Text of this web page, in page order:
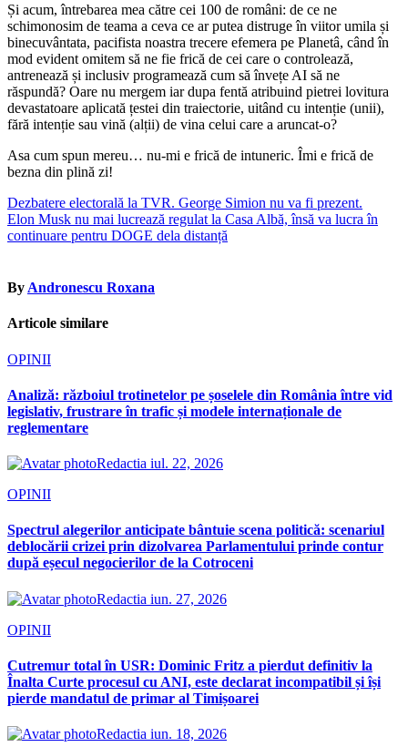
Și acum, întrebarea mea către cei 100 de români: de ce ne
schimonosim de teama a ceva ce ar putea distruge în viitor umila și
binecuvântata, pacifista noastra trecere efemera pe Planetâ, când în
mod evident omitem să ne fie frică de cei care o controlează,
antrenează și inclusiv programează cum să învețe AI să ne
răspundă? Oare nu mergem iar dupa fentă atribuind pietrei lovitura
devastatoare aplicată țestei din traiectorie, uitând cu intenție (unii),
fără intenție sau vină (alții) de vina celui care a aruncat-o?
Asa cum spun mereu… nu-mi e frică de intuneric. Îmi e frică de
bezna din plină zi!
Navigare
în
Dezbatere electorală la TVR. George Simion nu va fi prezent.
Elon Musk nu mai lucrează regulat la Casa Albă, însă va lucra în
continuare pentru DOGE dela distanță
By Andronescu Roxana
Articole similare
OPINII
Analiză: războiul trotinetelor pe șoselele din România între vid
legislativ, frustrare în trafic și modele internaționale de
reglementare
Redactia iul. 22, 2026
OPINII
Spectrul alegerilor anticipate bântuie scena politică: scenariul
deblocării crizei prin dizolvarea Parlamentului prinde contur
după eșecul negocierilor de la Cotroceni
Redactia iun. 27, 2026
OPINII
Cutremur total în USR: Dominic Fritz a pierdut definitiv la
Înalta Curte procesul cu ANI, este declarat incompatibil și își
pierde mandatul de primar al Timișoarei
Redactia iun. 18, 2026